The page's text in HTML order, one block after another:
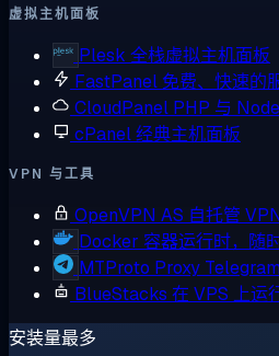
虚拟主机面板
Plesk 全栈虚拟主机面板
FastPanel 免费、快速的
CloudPanel PHP 与
cPanel经典主机面板
VPN 与工具
OpenVPN AS 自托管
Docker 容器运行时，随
MTProto Proxy
BlueStacks 在 VPS 上运
安装量最多